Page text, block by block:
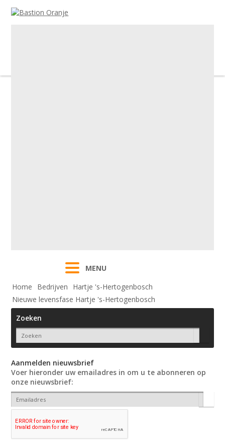
MENU
Home
Bedrijven
Hartje 's-Hertogenbosch
Nieuwe levensfase Hartje 's-Hertogenbosch
Zoeken
Aanmelden nieuwsbrief
Voer hieronder uw emailadres in om u te abonneren op
onze nieuwsbrief: